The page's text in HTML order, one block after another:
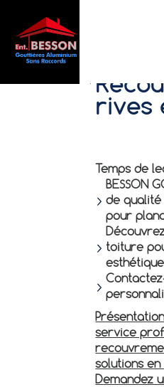
BESSON
GOUTTIERES
rives
Temps de
BESSON
de qualité
pour
toiture
service
solutions
Demandez